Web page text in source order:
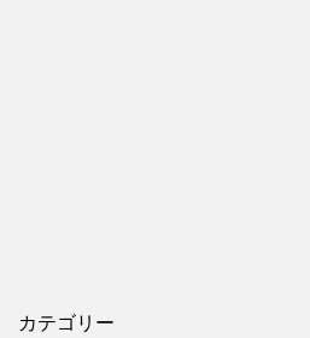
カテゴリー